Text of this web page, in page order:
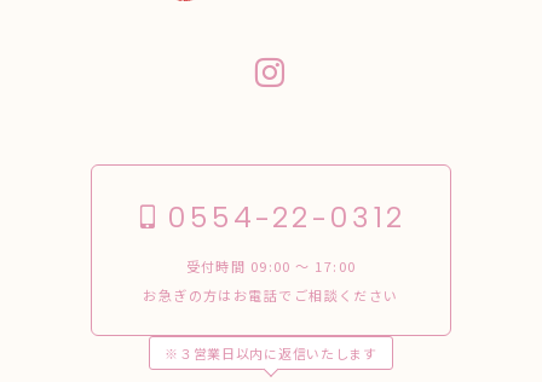
0554-22-0312
受付時間 09:00 〜 17:00
お急ぎの方はお電話でご相談ください
※３営業日以内に返信いたします